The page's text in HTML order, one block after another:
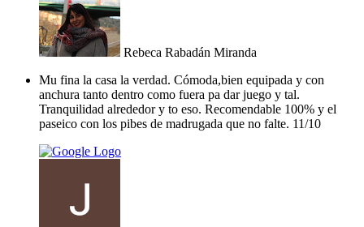
Rebeca Rabadán Miranda
Mu fina la casa la verdad. Cómoda,bien equipada y con
anchura tanto dentro como fuera pa dar juego y tal.
Tranquilidad alrededor y to eso. Recomendable 100% y el
paseico con los pibes de madrugada que no falte. 11/10